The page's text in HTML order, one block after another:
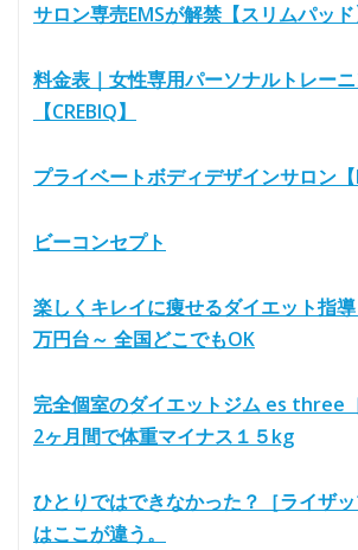
サロン専売EMSが解禁【スリムパッド
料金表｜女性専用パーソナルトレー
【CREBIQ】
プライベートボディデザインサロン【
ビーコンセプト
楽しくキレイに痩せるダイエット指
万円台～ 全国どこでもOK
完全個室のダイエットジム es three
2ヶ月間で体重マイナス１５kg
ひとりではできなかった？［ライザ
はここが違う。